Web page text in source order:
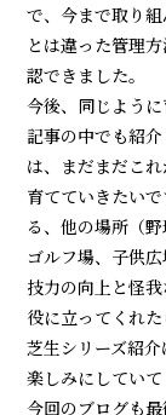
で、今まで取り
とは違った管理
認できました。
今後、同じように
記事の中でも紹
は、まだまだこ
育てていきたい
る、他の場所（
ゴルフ場、子供
技力の向上と怪
役に立ってくれた
芝生シリーズ紹
楽しみにしていて
今回のブログも